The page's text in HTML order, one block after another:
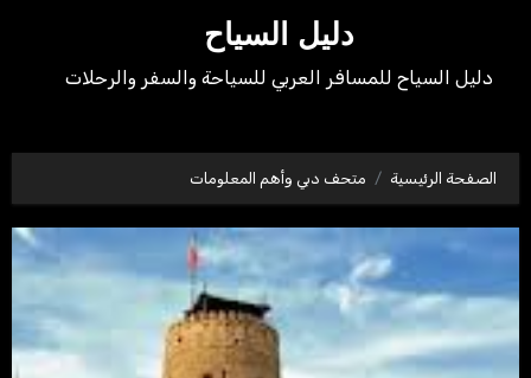
دليل السياح
دليل السياح للمسافر العربي للسياحة والسفر والرحلات
الصفحة الرئيسية متحف دبي وأهم المعلومات